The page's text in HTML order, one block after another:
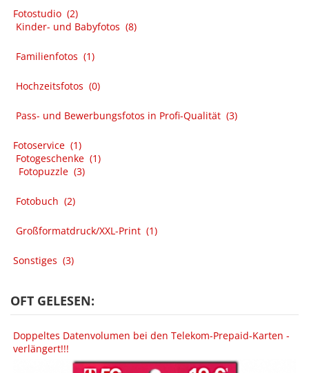
Fotostudio (2)
Kinder- und Babyfotos (8)
Familienfotos (1)
Hochzeitsfotos (0)
Pass- und Bewerbungsfotos in Profi-Qualität (3)
Fotoservice (1)
Fotogeschenke (1)
Fotopuzzle (3)
Fotobuch (2)
Großformatdruck/XXL-Print (1)
Sonstiges (3)
OFT GELESEN:
Doppeltes Datenvolumen bei den Telekom-Prepaid-Karten -
verlängert!!!